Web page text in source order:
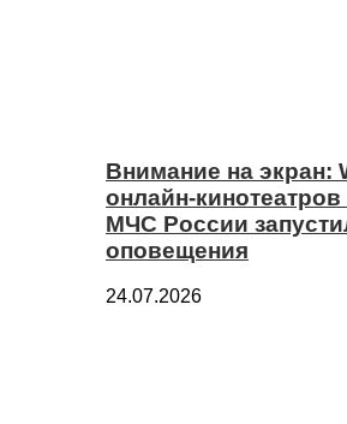
Внимание на экран:
онлайн-
МЧС России
оповещения
24.07.2026